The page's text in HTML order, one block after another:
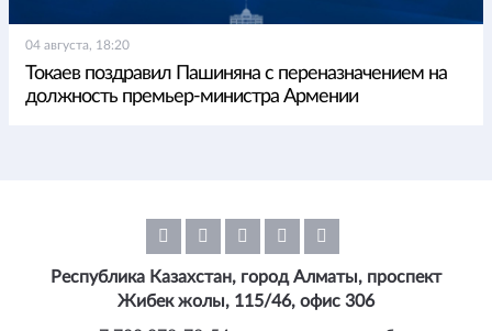
04 августа, 18:20
Токаев поздравил Пашиняна с переназначением на
должность премьер-министра Армении
Республика Казахстан, город Алматы, проспект
Жибек жолы, 115/46, офис 306